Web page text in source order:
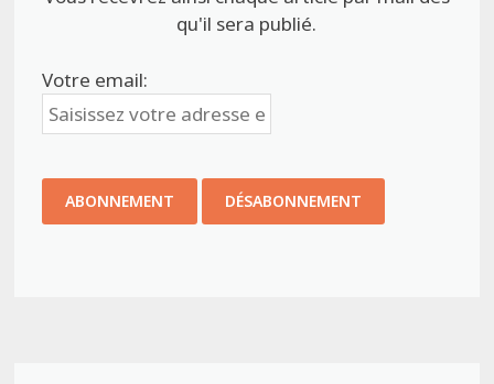
qu'il sera publié.
Votre email: